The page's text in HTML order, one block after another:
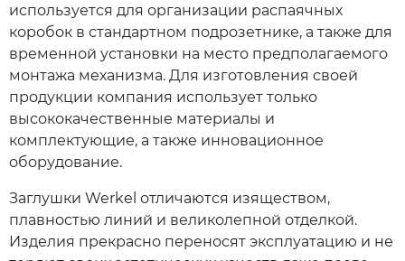
используется для организации распаячных
коробок в стандартном подрозетнике, а также для
временной установки на место предполагаемого
монтажа механизма. Для изготовления своей
продукции компания использует только
высококачественные материалы и
комплектующие, а также инновационное
оборудование.
Заглушки Werkel отличаются изяществом,
плавностью линий и великолепной отделкой.
Изделия прекрасно переносят эксплуатацию и не